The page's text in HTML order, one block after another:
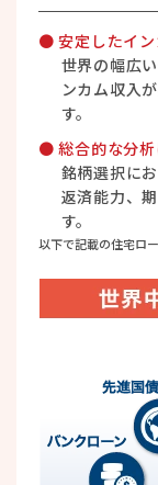
● 安定したイン
世界の幅広
ンカム収入
す。
● 総合的な分析
銘柄選択に
返済能力、
す。
以下で記載の住宅ロ